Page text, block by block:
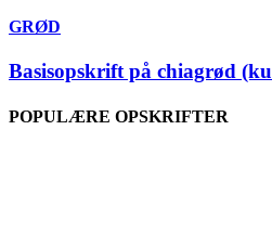
GRØD
Basisopskrift på chiagrød
POPULÆRE OPSKRIFTER